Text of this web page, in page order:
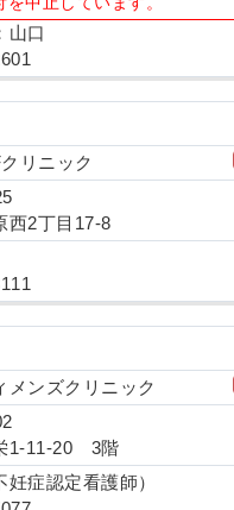
山口
リニック
西2丁目17-8
メンズクリニック
1-11-20 3階
症認定看護師）